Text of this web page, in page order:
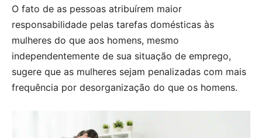
O fato de as pessoas atribuírem maior
responsabilidade pelas tarefas domésticas às
mulheres do que aos homens, mesmo
independentemente de sua situação de emprego,
sugere que as mulheres sejam penalizadas com mais
frequência por desorganização do que os homens.